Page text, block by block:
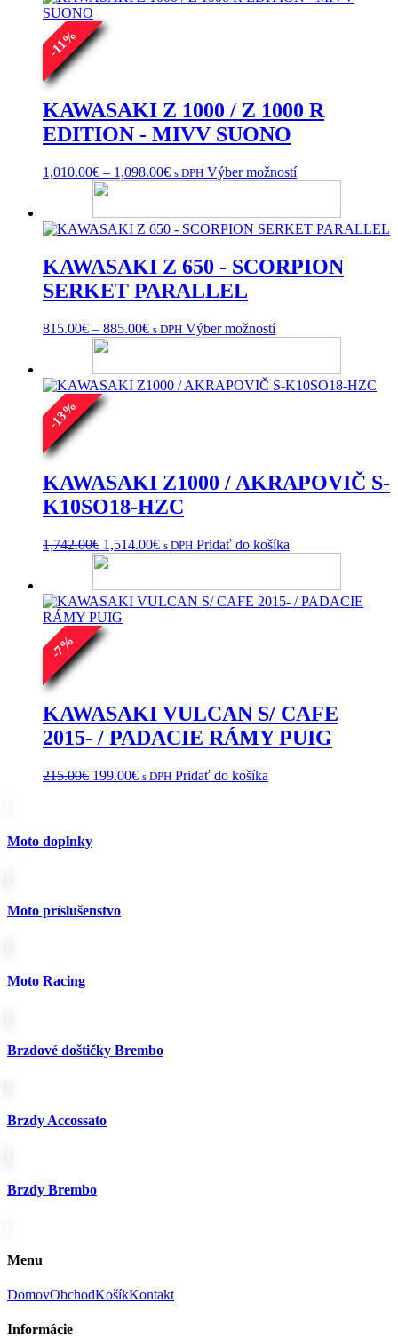
-
11
%
KAWASAKI Z 1000 / Z 1000 R
EDITION - MIVV SUONO
1,010.00€ – 1,098.00€Price
through
1,098.00€
s DPH Výber možnostíTento
viacero
variantov.
si
KAWASAKI Z 650 - SCORPION
SERKET PARALLEL
815.00€ – 885.00€Price
through
885.00€
s DPH Výber možnostíTento
viacero
variantov.
stránke
-
13
%
KAWASAKI Z1000 / AKRAPOVIČ S-
K10SO18-HZC
1,742.00€ Pôvodná
cena
1,742.00€.
1,514.00€Aktuálna
1,514.00€.
s DPH Pridať do košíka
-
7
%
KAWASAKI VULCAN S/ CAFE
2015- / PADACIE RÁMY PUIG
215.00€ Pôvodná
199.00€Aktuálna
s DPH Pridať do košíka
Moto doplnky
Moto príslušenstvo
Moto Racing
Brzdové doštičky Brembo
Brzdy Accossato
Brzdy Brembo
Menu
DomovObchodKošíkKontakt
Informácie